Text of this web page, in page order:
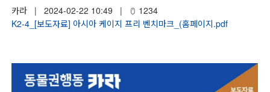
카라 | 2024-02-22 10:49 |
1234
K2-4_[보도자료] 아시아 케이지 프리 벤치마크_(홈페이지.pdf